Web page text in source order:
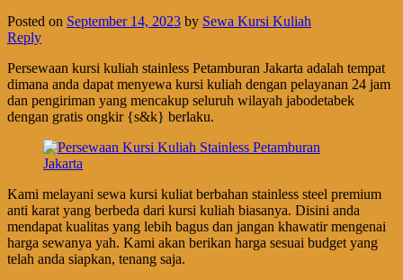
Posted on September 14, 2023 by Sewa Kursi Kuliah
Reply
Persewaan kursi kuliah stainless Petamburan Jakarta adalah tempat
dimana anda dapat menyewa kursi kuliah dengan pelayanan 24 jam
dan pengiriman yang mencakup seluruh wilayah jabodetabek
dengan gratis ongkir {s&k} berlaku.
Kami melayani sewa kursi kuliat berbahan stainless steel premium
anti karat yang berbeda dari kursi kuliah biasanya. Disini anda
mendapat kualitas yang lebih bagus dan jangan khawatir mengenai
harga sewanya yah. Kami akan berikan harga sesuai budget yang
telah anda siapkan, tenang saja.